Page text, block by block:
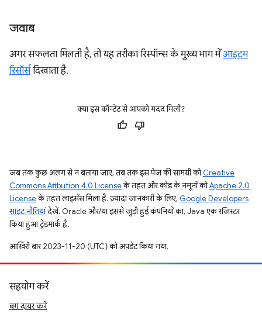
जवाब
अगर सफलता मिलती है, तो यह तरीका रिस्पॉन्स के मुख्य भाग मेंआइटम
रिसॉर्सदिखाता है.
क्या इस कॉन्टेंट से आपको मदद मिली?
जब तक कुछ अलग से न बताया जाए, तब तक इस पेज की सामग्री कोCreative
Commons Attribution 4.0 Licenseके तहत और कोड के नमूनों कोApache 2.0
Licenseके तहत लाइसेंस मिला है. ज़्यादा जानकारी के लिए, Google Developers
साइट नीतियांदेखें. Oracle और/या इससे जुड़ी हुई कंपनियों का, Java एक रजिस्टर
किया हुआ ट्रेडमार्क है.
आखिरी बार 2023-11-20 (UTC) को अपडेट किया गया.
सहयोग करें
बग दायर करें